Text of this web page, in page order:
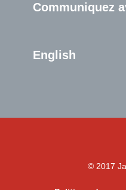
Communiquez
English
© 2017